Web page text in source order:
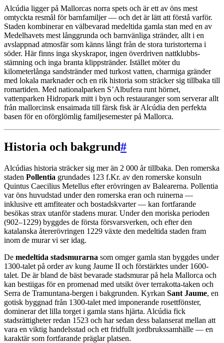
Alcúdia ligger på Mallorcas norra spets och är ett av öns mest
omtyckta resmål för barnfamiljer — och det är lätt att förstå varför.
Staden kombinerar en välbevarad medeltida gamla stan med en av
Medelhavets mest långgrunda och barnvänliga stränder, allt i en
avslappnad atmosfär som känns långt från de stora turistorterna i
söder. Här finns inga skyskrapor, ingen överdriven nattklubbs-
stämning och inga branta klippstränder. Istället möter du
kilometerlånga sandstränder med turkost vatten, charmiga gränder
med lokala marknader och en rik historia som sträcker sig tillbaka till
romartiden. Med nationalparken S’Albufera runt hörnet,
vattenparken Hidropark mitt i byn och restauranger som serverar allt
från mallorcinsk ensaimada till färsk fisk är Alcúdia den perfekta
basen för en oförglömlig familjesemester på Mallorca.
Historia och bakgrund#
Alcúdias historia sträcker sig mer än 2 000 år tillbaka. Den romerska
staden Pollentia grundades 123 f.Kr. av den romerske konsuln
Quintus Caecilius Metellus efter erövringen av Balearerna. Pollentia
var öns huvudstad under den romerska eran och ruinerna —
inklusive ett amfiteater och bostadskvarter — kan fortfarande
besökas strax utanför stadens murar. Under den moriska perioden
(902–1229) byggdes de första försvarsverken, och efter den
katalanska återerövringen 1229 växte den medeltida staden fram
inom de murar vi ser idag.
De medeltida stadsmurarna som omger gamla stan byggdes under
1300-talet på order av kung Jaume II och förstärktes under 1600-
talet. De är bland de bäst bevarade stadsmurar på hela Mallorca och
kan bestiigas för en promenad med utsikt över terrakotta-taken och
Serra de Tramuntana-bergen i bakgrunden. Kyrkan Sant Jaume, en
gotisk byggnad från 1300-talet med imponerande rosettfönster,
dominerar det lilla torget i gamla stans hjärta. Alcúdia fick
stadsrättigheter redan 1523 och har sedan dess balanserat mellan att
vara en viktig handelsstad och ett fridfullt jordbrukssamhälle — en
karaktär som fortfarande präglar platsen.